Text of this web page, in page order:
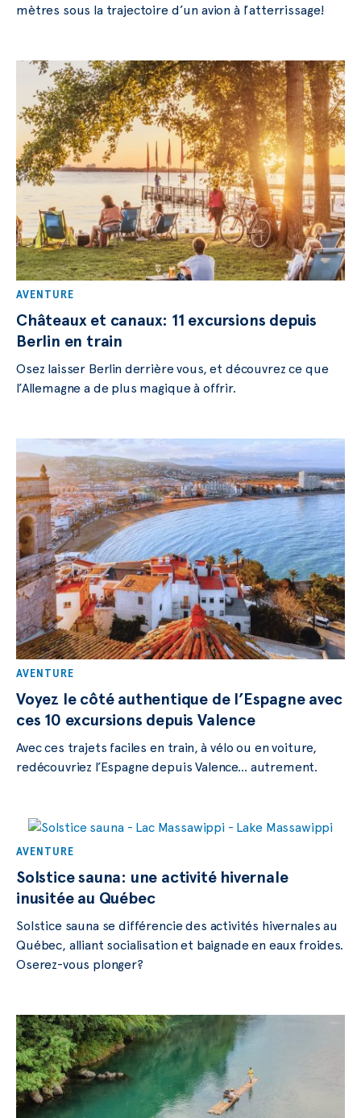
mètres sous la trajectoire d’un avion à l’atterrissage!
AVENTURE
Châteaux et canaux: 11 excursions depuis
Berlin en train
Osez laisser Berlin derrière vous, et découvrez ce que
l’Allemagne a de plus magique à offrir.
AVENTURE
Voyez le côté authentique de l’Espagne avec
ces 10 excursions depuis Valence
Avec ces trajets faciles en train, à vélo ou en voiture,
redécouvriez l’Espagne depuis Valence… autrement.
AVENTURE
Solstice sauna: une activité hivernale
inusitée au Québec
Solstice sauna se différencie des activités hivernales au
Québec, alliant socialisation et baignade en eaux froides.
Oserez-vous plonger?